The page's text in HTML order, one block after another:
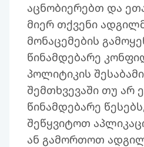
აცნობიერებთ და
მიერ თქვენი
მონაცემების
წინამდებარე
პოლიტიკის
შემთხვევაში თუ არ
წინამდებარე
შეწყვიტოთ
ან გამორთოთ